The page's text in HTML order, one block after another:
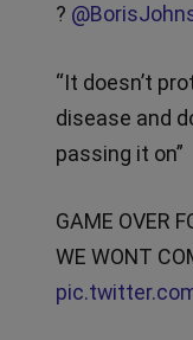
?
“It doesn’t
disease and
passing it on”
GAME OVER
WE WONT